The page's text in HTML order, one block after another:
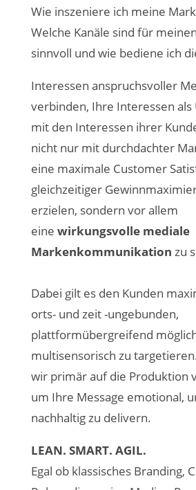
Wie inszeniere ich meine
Welche Kanäle sind für
sinnvoll und wie bediene ich
Interessen anspruchsvoller
verbinden, Ihre Interessen
mit den Interessen ihrer
nicht nur mit durchdachter
eine maximale Customer
gleichzeitiger
erzielen, sondern vor allem
eine wirkungsvolle mediale
Markenkommunikation zu
Dabei gilt es den Kunden
orts- und zeit -ungebunden,
plattformübergreifend
multisensorisch zu
wir primär auf die Produktion
um Ihre Message emotional,
nachhaltig zu delivern.
LEAN. SMART. AGIL.
Egal ob klassisches Branding,